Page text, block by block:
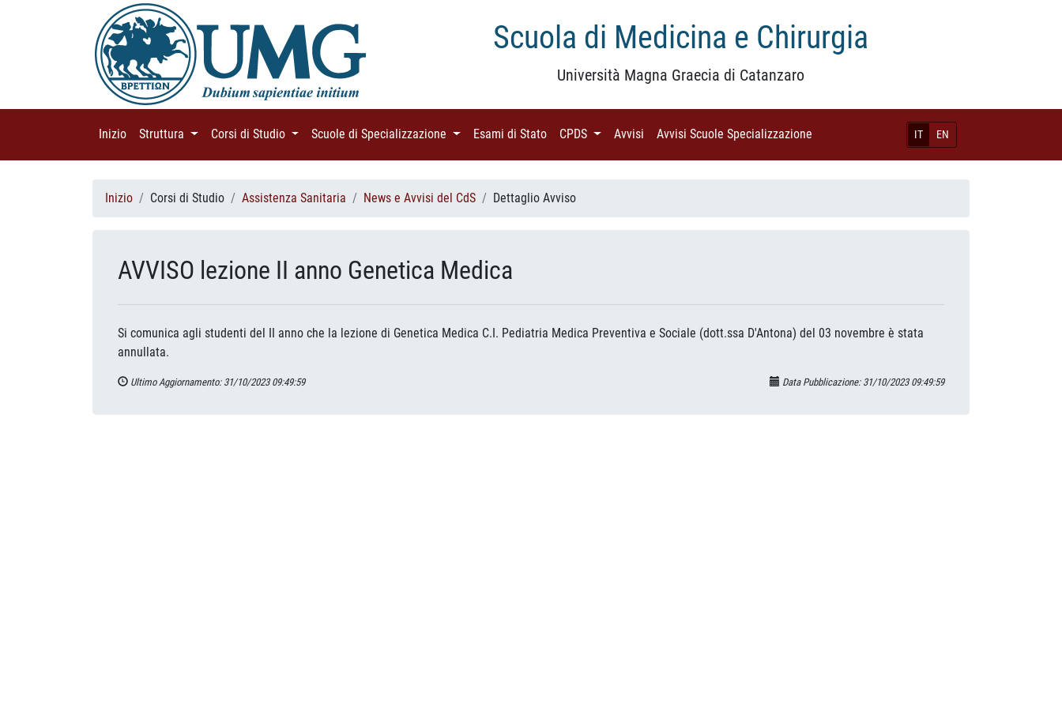
Scuola di Medicina e Chirurgia
Università Magna Graecia di Catanzaro
IT EN
Inizio (current)
Struttura (current)Corsi di Studio (current)Scuole di Specializzazione (current)Esami di Stato (current)
CPDS (current)
Avvisi (current)
Avvisi Scuole Specializzazione
Inizio Corsi di Studio Assistenza Sanitaria News e Avvisi del CdS Dettaglio Avviso
AVVISO lezione II anno Genetica Medica
Si comunica agli studenti del II anno che la lezione di Genetica Medica C.I. Pediatria Medica Preventiva e Sociale (dott.ssa D'Antona) del 03 novembre è stata
annullata.
Ultimo Aggiornamento: 31/10/2023 09:49:59 Data Pubblicazione: 31/10/2023 09:49:59